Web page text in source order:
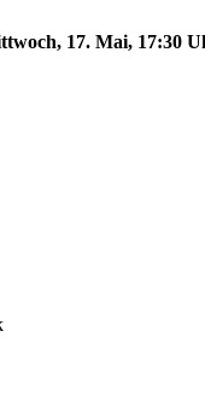
17. Mai, 17:30